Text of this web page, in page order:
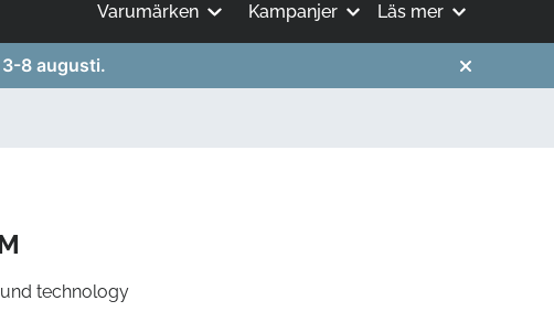
Varumärken Kampanjer Läs mer
8 augusti.
technology